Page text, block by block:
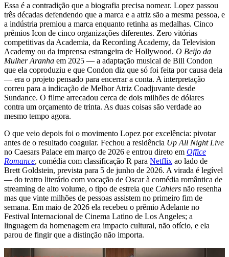
Essa é a contradição que a biografia precisa nomear. Lopez passou
três décadas defendendo que a marca e a atriz são a mesma pessoa, e
a indústria premiou a marca enquanto retinha as medalhas. Cinco
prêmios Icon de cinco organizações diferentes. Zero vitórias
competitivas da Academia, da Recording Academy, da Television
Academy ou da imprensa estrangeira de Hollywood. O Beijo da
Mulher Aranha em 2025 — a adaptação musical de Bill Condon
que ela coproduziu e que Condon diz que só foi feita por causa dela
— era o projeto pensado para encerrar a conta. A interpretação
correu para a indicação de Melhor Atriz Coadjuvante desde
Sundance. O filme arrecadou cerca de dois milhões de dólares
contra um orçamento de trinta. As duas coisas são verdade ao
mesmo tempo agora.
O que veio depois foi o movimento Lopez por excelência: pivotar
antes de o resultado coagular. Fechou a residência Up All Night Live
no Caesars Palace em março de 2026 e entrou direto em Office
Romance, comédia com classificação R para Netflix ao lado de
Brett Goldstein, prevista para 5 de junho de 2026. A virada é legível
— do teatro literário com vocação de Oscar à comédia romântica de
streaming de alto volume, o tipo de estreia que Cahiers não resenha
mas que vinte milhões de pessoas assistem no primeiro fim de
semana. Em maio de 2026 ela recebeu o prêmio Adelante no
Festival Internacional de Cinema Latino de Los Angeles; a
linguagem da homenagem era impacto cultural, não ofício, e ela
parou de fingir que a distinção não importa.